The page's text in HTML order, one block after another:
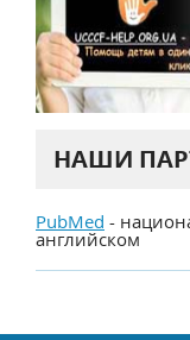
НАШИ
PubMed -
английском